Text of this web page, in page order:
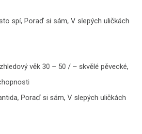
spí, Poraď si sám, V slepých uličkách
věk 30 – 50 / – skvělé pěvecké,
Poraď si sám, V slepých uličkách